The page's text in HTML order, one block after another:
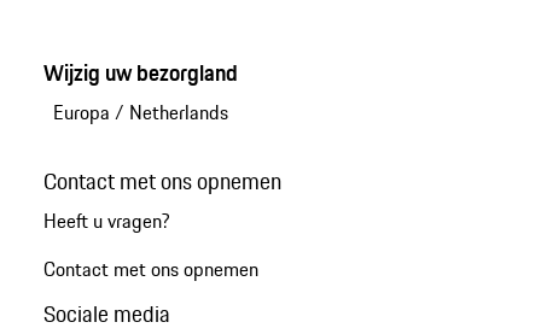
Wijzig uw bezorgland
Europa / Netherlands
Contact met ons opnemen
Heeft u vragen?
Contact met ons opnemen
Sociale media